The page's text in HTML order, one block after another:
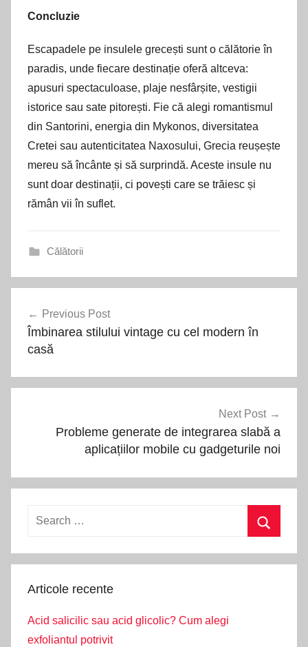
Concluzie
Escapadele pe insulele grecești sunt o călătorie în
paradis, unde fiecare destinație oferă altceva:
apusuri spectaculoase, plaje nesfârșite, vestigii
istorice sau sate pitorești. Fie că alegi romantismul
din Santorini, energia din Mykonos, diversitatea
Cretei sau autenticitatea Naxosului, Grecia reușește
mereu să încânte și să surprindă. Aceste insule nu
sunt doar destinații, ci povești care se trăiesc și
rămân vii în suflet.
Călătorii
articole
Previous Post
Îmbinarea stilului vintage cu cel modern în
casă
Next Post
Probleme generate de integrarea slabă a
aplicațiilor mobile cu gadgeturile noi
Search
Articole recente
Acid salicilic sau acid glicolic? Cum alegi
exfoliantul potrivit